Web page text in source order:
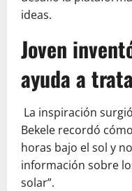
ideas.
Joven
ayuda a
La inspiración
Bekele recordó
horas bajo el sol y
información sobre
solar”.